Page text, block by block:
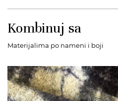
Kombinuj sa
Materijalima po nameni i boji